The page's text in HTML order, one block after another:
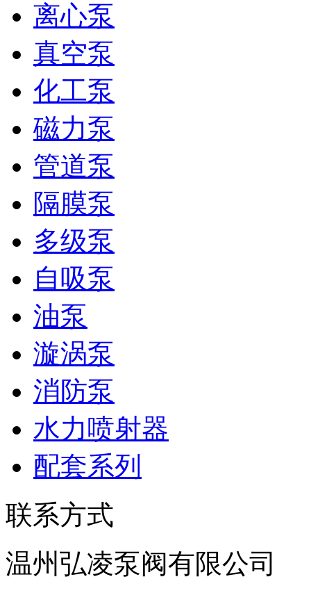
离心泵
真空泵
化工泵
磁力泵
管道泵
隔膜泵
多级泵
自吸泵
油泵
漩涡泵
消防泵
水力喷射器
配套系列
联系方式
温州弘凌泵阀有限公司